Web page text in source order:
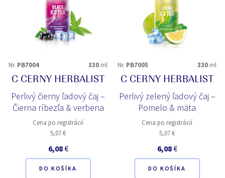
Nr. PB7004 330 ml
C CERNY HERBALIST
Perlivý čierny ľadový čaj –
Čierna ríbezľa & verbena
Cena po registrácií
5,07 €
6,08€
DO KOŠÍKA
Nr. PB7005 330 ml
C CERNY HERBALIST
Perlivý zelený ľadový čaj –
Pomelo & mäta
Cena po registrácií
5,07 €
6,08€
DO KOŠÍKA